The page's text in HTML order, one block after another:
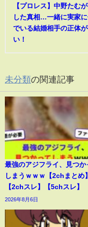
【プロレス】中野たむ
した真相…一緒に実家
でいる結婚相手の正体
い！
未分類の関連記事
最強のアジフライ、見つか
しまうｗｗｗ【2chまとめ】
【2chスレ】【5chスレ】
2026年8月6日